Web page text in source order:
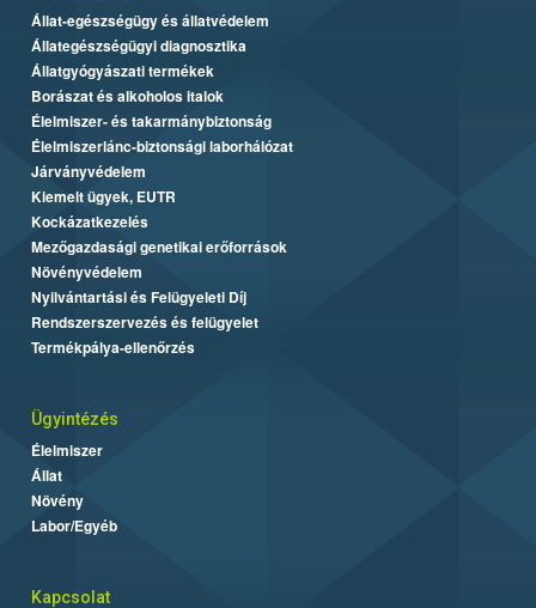
Állat-egészségügy és állatvédelem
Állategészségügyi diagnosztika
Állatgyógyászati termékek
Borászat és alkoholos italok
Élelmiszer- és takarmánybiztonság
Élelmiszerlánc-biztonsági laborhálózat
Járványvédelem
Kiemelt ügyek, EUTR
Kockázatkezelés
Mezőgazdasági genetikai erőforrások
Növényvédelem
Nyilvántartási és Felügyeleti Díj
Rendszerszervezés és felügyelet
Termékpálya-ellenőrzés
Ügyintézés
Élelmiszer
Állat
Növény
Labor/Egyéb
Kapcsolat